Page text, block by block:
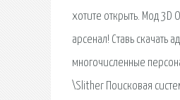
хотите открыть. Мод
арсенал! Ставь
многочисленные
\Slither Поисковая